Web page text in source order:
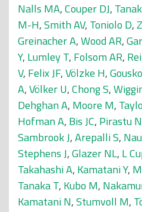
Nalls MA,Couper DJ,
M-H,Smith AV, Toniolo D,
Greinacher A,Wood AR,
Y, Lumley T, Folsom AR,
V, Felix JF,Völzke H,
A,Völker U,Chong S,
Dehghan A, Moore M,
Hofman A, Bis JC, Pirastu N
Sambrook J,Arepalli S,
Stephens J,Glazer NL, L
Takahashi A, Kamatani Y,
Tanaka T, Kubo M,
Kamatani N,Stumvoll M,